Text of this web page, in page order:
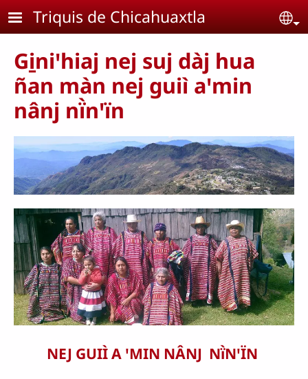
Pasar al contenido principal
Triquis de Chicahuaxtla
Gi̱niꞌhiaj nej suj dàj hua
ñan màn nej guiì aꞌmin
nânj nï̀nꞌïn
NEJ GUIÌ A ꞌMIN NÂNJ Nï̀NꞌÏN